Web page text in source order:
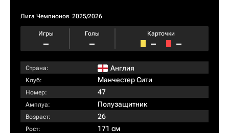
Лига Чемпионов 2025/2026
Игры
–
Голы
–
Карточки
– –
Страна: Англия
Клуб: Манчестер Сити
Номер: 47
Амплуа: Полузащитник
Возраст: 26
Рост: 171 см